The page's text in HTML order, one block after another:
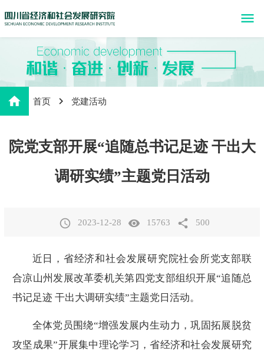
menu
home 首页 党建活动
院党支部开展“追随总书记足迹 干出大
调研实绩”主题党日活动
access_time 2023-12-28 visibility 15763 share 500
近日，省经济和社会发展研究院社会所党支部联
合凉山州发展改革委机关第四党支部组织开展“追随总
书记足迹 干出大调研实绩”主题党日活动。
全体党员围绕“增强发展内生动力，巩固拓展脱贫
攻坚成果”开展集中理论学习，省经济和社会发展研究